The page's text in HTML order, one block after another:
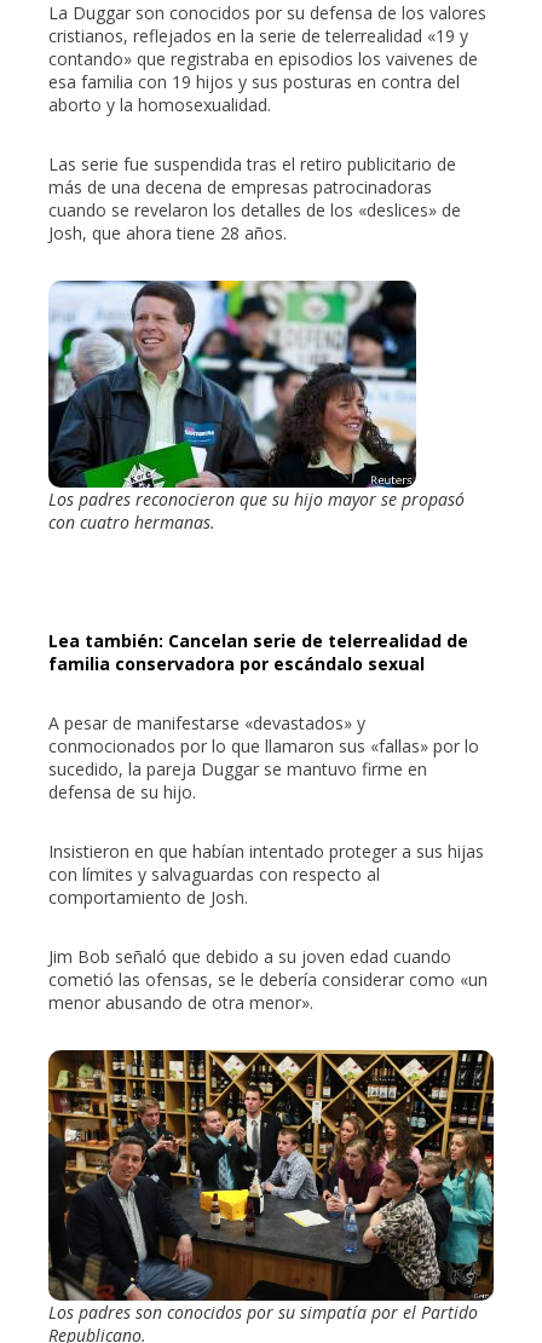
La Duggar son conocidos por su defensa de los valores
cristianos, reflejados en la serie de telerrealidad «19 y
contando» que registraba en episodios los vaivenes de
esa familia con 19 hijos y sus posturas en contra del
aborto y la homosexualidad.
Las serie fue suspendida tras el retiro publicitario de
más de una decena de empresas patrocinadoras
cuando se revelaron los detalles de los «deslices» de
Josh, que ahora tiene 28 años.
Los padres reconocieron que su hijo mayor se propasó
con cuatro hermanas.
Lea también: Cancelan serie de telerrealidad de
familia conservadora por escándalo sexual
A pesar de manifestarse «devastados» y
conmocionados por lo que llamaron sus «fallas» por lo
sucedido, la pareja Duggar se mantuvo firme en
defensa de su hijo.
Insistieron en que habían intentado proteger a sus hijas
con límites y salvaguardas con respecto al
comportamiento de Josh.
Jim Bob señaló que debido a su joven edad cuando
cometió las ofensas, se le debería considerar como «un
menor abusando de otra menor».
Los padres son conocidos por su simpatía por el Partido
Republicano.